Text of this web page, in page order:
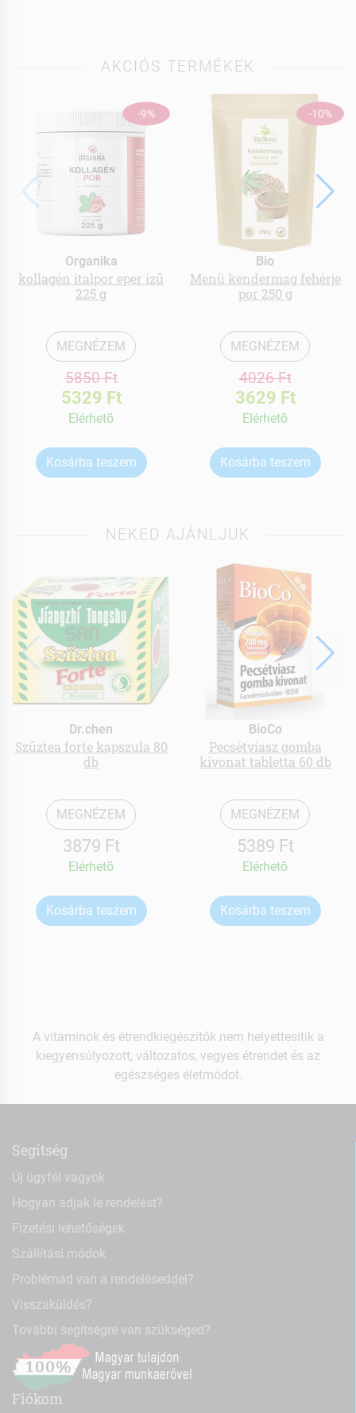
AKCIÓS TERMÉKEK
-9%
Organika
kollagén italpor eper ízű
225 g
MEGNÉZEM
5850 Ft
5329 Ft
Elérhetõ
Kosárba teszem
-10%
Bio
Menü kendermag fehérje
por 250 g
MEGNÉZEM
4026 Ft
3629 Ft
Elérhetõ
Kosárba teszem
NEKED AJÁNLJUK
Dr.chen
Szűztea forte kapszula 80
db
MEGNÉZEM
3879 Ft
Elérhetõ
Kosárba teszem
BioCo
Pecsétviasz gomba
kivonat tabletta 60 db
MEGNÉZEM
5389 Ft
Elérhetõ
Kosárba teszem
A vitaminok és étrendkiegészítők nem helyettesítik a
kiegyensúlyozott, változatos, vegyes étrendet és az
egészséges életmódot.
Segítség
Új ügyfél vagyok
Hogyan adjak le rendelést?
Fizetési lehetőségek
Szállítási módok
Problémád van a rendeléseddel?
Visszaküldés?
További segítségre van szükséged?
Fiókom